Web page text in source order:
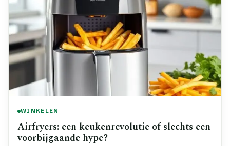
WINKELEN
Airfryers: een keukenrevolutie of slechts een
voorbijgaande hype?